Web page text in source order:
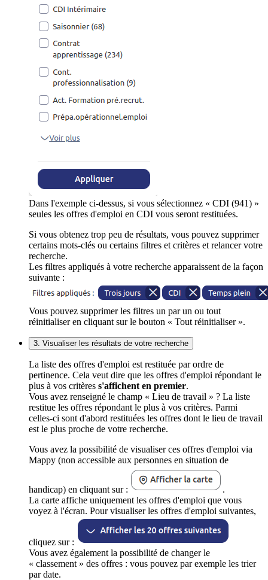
Dans l'exemple ci-dessus, si vous sélectionnez « CDI (941) »
seules les offres d'emploi en CDI vous seront restituées.
Si vous obtenez trop peu de résultats, vous pouvez supprimer
certains mots-clés ou certains filtres et critères et relancer votre
recherche.
Les filtres appliqués à votre recherche apparaissent de la façon
suivante :
Vous pouvez supprimer les filtres un par un ou tout
réinitialiser en cliquant sur le bouton « Tout réinitialiser ».
3. Visualiser les résultats de votre recherche
La liste des offres d'emploi est restituée par ordre de
pertinence. Cela veut dire que les offres d'emploi répondant le
plus à vos critères s'affichent en premier.
Vous avez renseigné le champ « Lieu de travail » ? La liste
restitue les offres répondant le plus à vos critères. Parmi
celles-ci sont d'abord restituées les offres dont le lieu de travail
est le plus proche de votre recherche.
Vous avez la possibilité de visualiser ces offres d'emploi via
Mappy (non accessible aux personnes en situation de
handicap) en cliquant sur :
.
La carte affiche uniquement les offres d'emploi que vous
voyez à l'écran. Pour visualiser les offres d'emploi suivantes,
cliquez sur :
Vous avez également la possibilité de changer le
« classement » des offres : vous pouvez par exemple les trier
par date.